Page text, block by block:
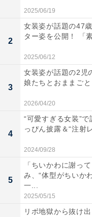
2025/06/19
2
女装姿が話題の47
ター姿を公開！ 「
2025/06/12
3
女装姿が話題の2児
娘たちとおままご
2026/04/20
4
“可愛すぎる女装”
っぴん披露＆“注射
2024/09/28
5
「ちいかわに謝っ
み、“体型がちいか
一...
2025/05/15
リボ地獄から抜け